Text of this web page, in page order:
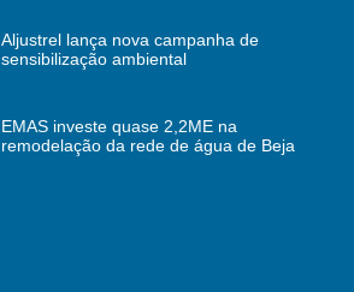
Aljustrel lança nova campanha de
sensibilização ambiental
EMAS investe quase 2,2ME na
remodelação da rede de água de Beja